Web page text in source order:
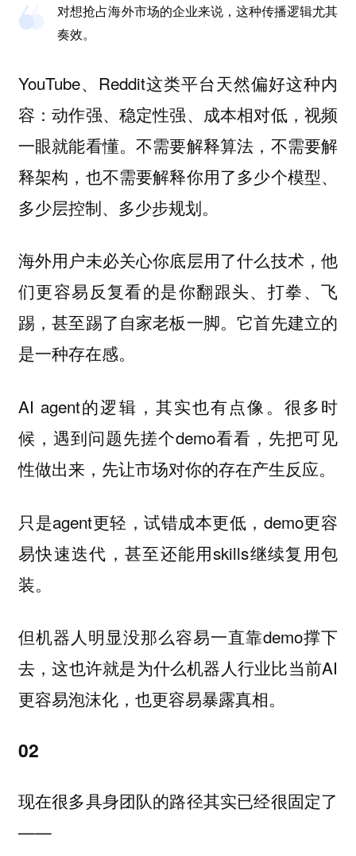
对想抢占海外市场的企业来说，这种传播逻辑尤其
奏效。
YouTube、Reddit这类平台天然偏好这种内
容：动作强、稳定性强、成本相对低，视频
一眼就能看懂。不需要解释算法，不需要解
释架构，也不需要解释你用了多少个模型、
多少层控制、多少步规划。
海外用户未必关心你底层用了什么技术，他
们更容易反复看的是你翻跟头、打拳、飞
踢，甚至踢了自家老板一脚。它首先建立的
是一种存在感。
AI agent的逻辑，其实也有点像。很多时
候，遇到问题先搓个demo看看，先把可见
性做出来，先让市场对你的存在产生反应。
只是agent更轻，试错成本更低，demo更容
易快速迭代，甚至还能用skills继续复用包
装。
但机器人明显没那么容易一直靠demo撑下
去，这也许就是为什么机器人行业比当前AI
更容易泡沫化，也更容易暴露真相。
02
现在很多具身团队的路径其实已经很固定了
——